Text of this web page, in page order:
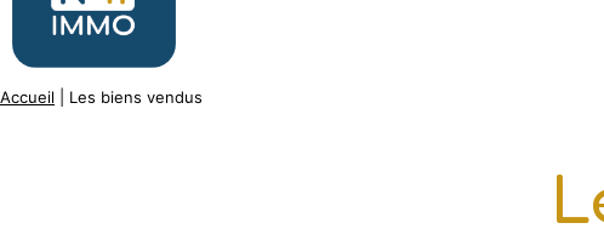
Immo
Accueil Les biens vendus